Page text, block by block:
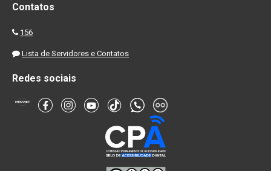
Contatos
156
Lista de Servidores e Contatos
Redes sociais